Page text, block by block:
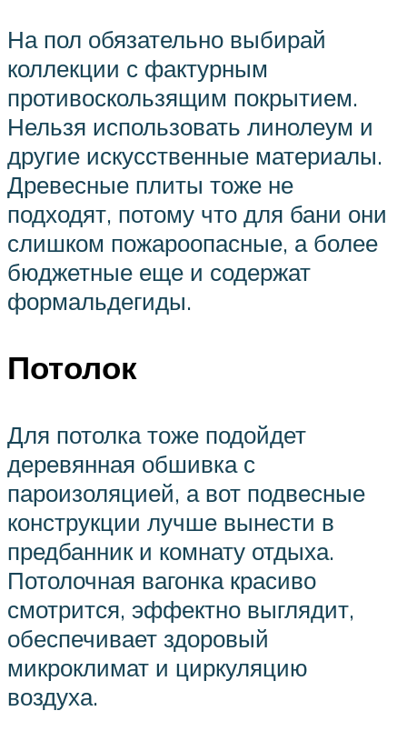
На пол обязательно выбирай
коллекции с фактурным
противоскользящим покрытием.
Нельзя использовать линолеум и
другие искусственные материалы.
Древесные плиты тоже не
подходят, потому что для бани они
слишком пожароопасные, а более
бюджетные еще и содержат
формальдегиды.
Потолок
Для потолка тоже подойдет
деревянная обшивка с
пароизоляцией, а вот подвесные
конструкции лучше вынести в
предбанник и комнату отдыха.
Потолочная вагонка красиво
смотрится, эффектно выглядит,
обеспечивает здоровый
микроклимат и циркуляцию
воздуха.